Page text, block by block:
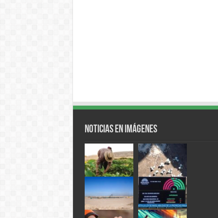
Noticias en Imágenes